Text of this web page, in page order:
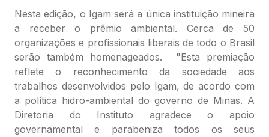
Nesta edição, o Igam será a única instituição mineira
a receber o prêmio ambiental. Cerca de 50
organizações e profissionais liberais de todo o Brasil
serão também homenageados. "Esta premiação
reflete o reconhecimento da sociedade aos
trabalhos desenvolvidos pelo Igam, de acordo com
a política hidro-ambiental do governo de Minas. A
Diretoria do Instituto agradece o apoio
governamental e parabeniza todos os seus